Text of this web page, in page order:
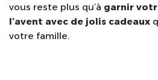
vous reste plus qu’à garnir
l’avent avec de jolis cadeaux
votre famille.